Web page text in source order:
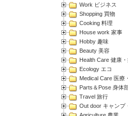
Work ビジネス
Shopping 買物
Cooking 料理
House work 家事
Hobby 趣味
Beauty 美容
Health Care 健康
Ecology エコ
Medical Care 医療
Parts＆Pose 身体
Travel 旅行
Out door キャンプ